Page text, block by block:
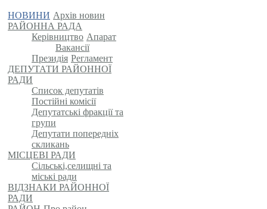
НОВИНИ Архів новин
РАЙОННА РАДА
Керівництво Апарат
Вакансії
Президія Регламент
ДЕПУТАТИ РАЙОННОЇ
РАДИ
Список депутатів
Постійні комісії
Депутатські фракції та
групи
Депутати попередніх
скликань
МІСЦЕВІ РАДИ
Сільські,селищні та
міські ради
ВІДЗНАКИ РАЙОННОЇ
РАДИ